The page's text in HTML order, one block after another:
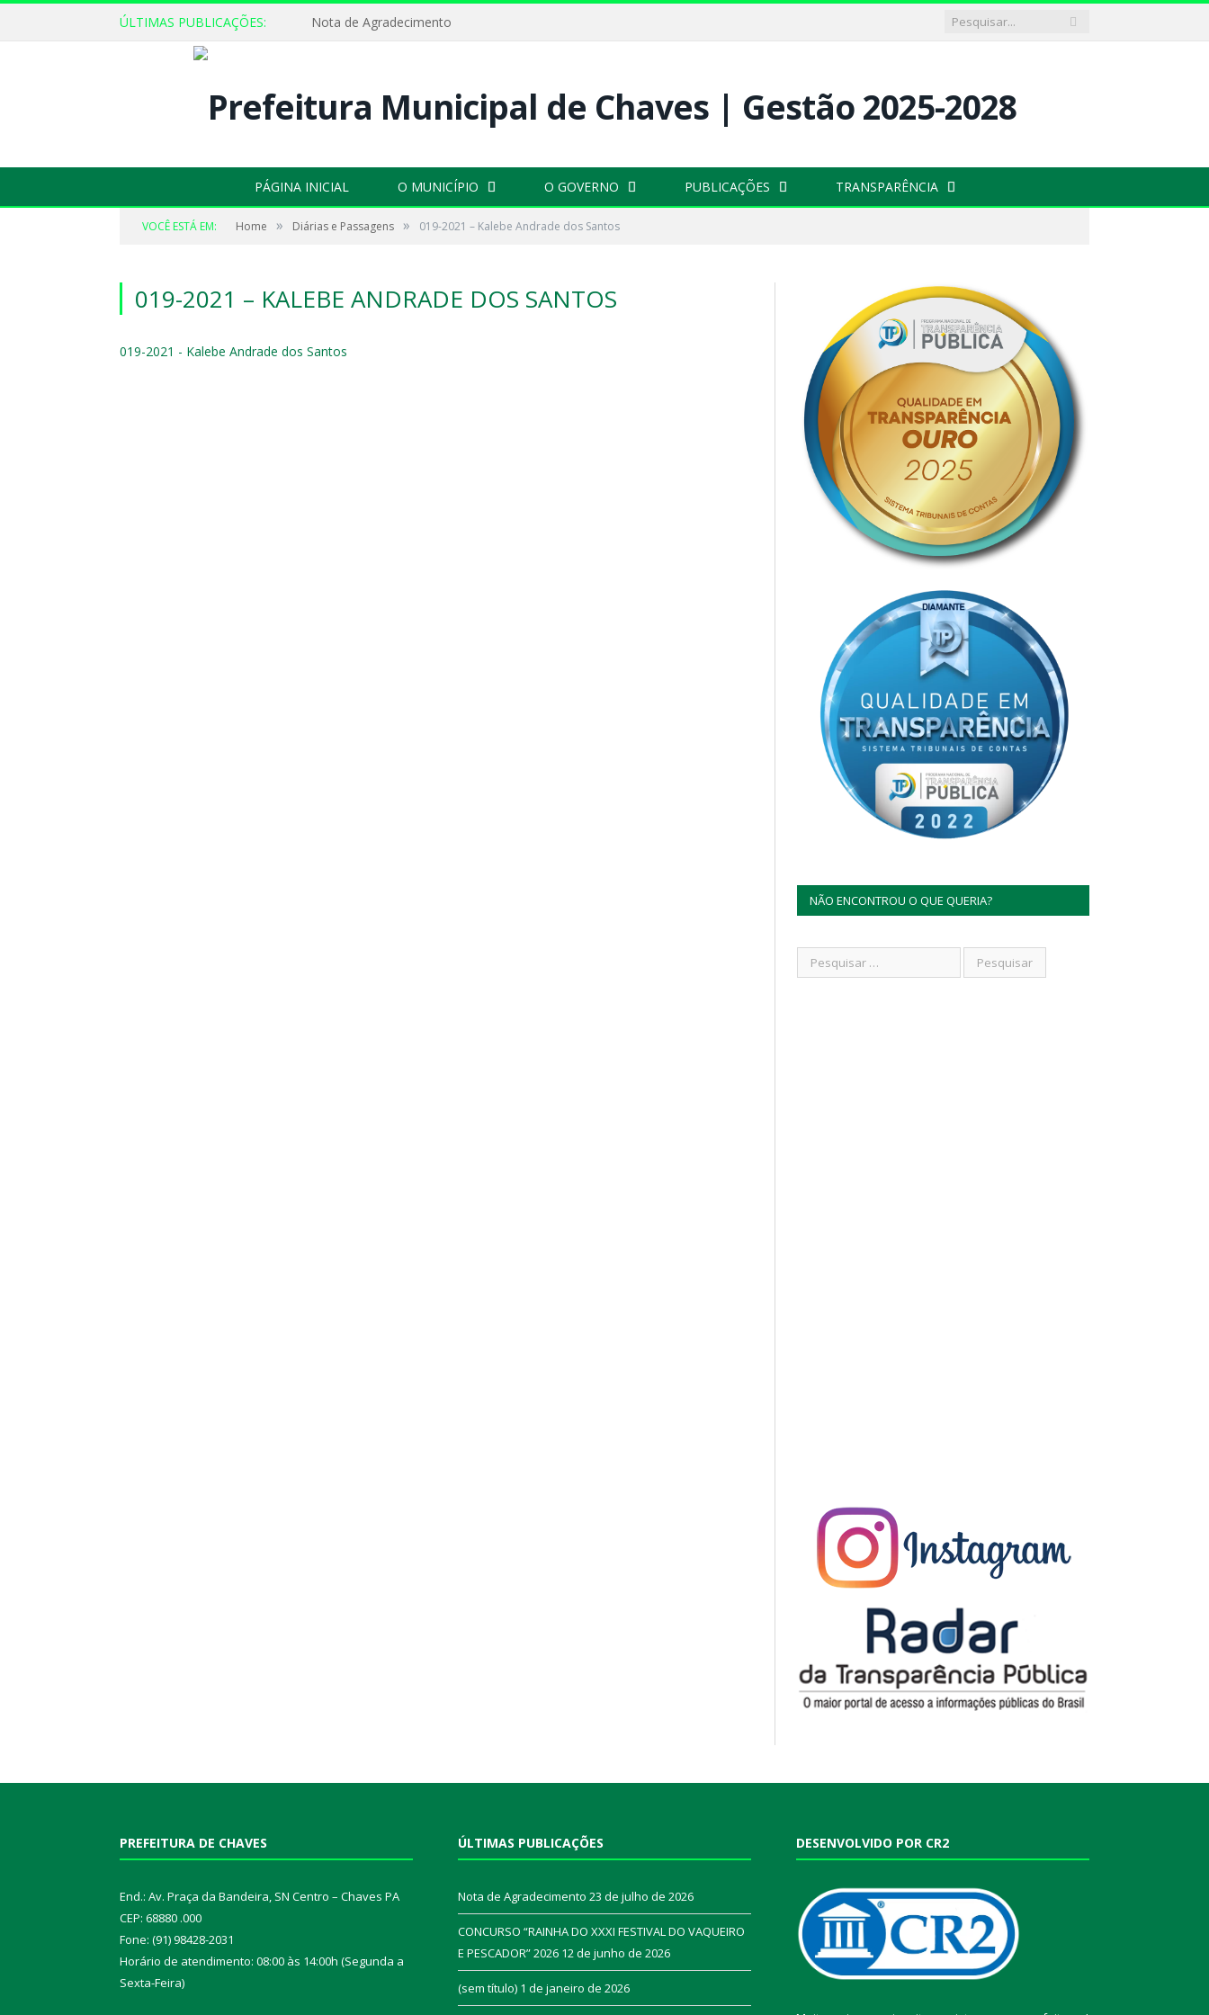
ÚLTIMAS PUBLICAÇÕES: Nota de Agradecimento
PÁGINA INICIAL O MUNICÍPIO O GOVERNO PUBLICAÇÕES TRANSPARÊNCIA
VOCÊ ESTÁ EM: Home » Diárias e Passagens » 019-2021 – Kalebe Andrade dos Santos
019-2021 – KALEBE ANDRADE DOS SANTOS
019-2021 - Kalebe Andrade dos Santos
NÃO ENCONTROU O QUE QUERIA?
PREFEITURA DE CHAVES
End.: Av. Praça da Bandeira, SN Centro – Chaves PA
CEP: 68880 .000
Fone: (91) 98428-2031
Horário de atendimento: 08:00 às 14:00h (Segunda a
Sexta-Feira)
ÚLTIMAS PUBLICAÇÕES
Nota de Agradecimento 23 de julho de 2026
CONCURSO “RAINHA DO XXXI FESTIVAL DO VAQUEIRO
E PESCADOR” 2026 12 de junho de 2026
(sem título) 1 de janeiro de 2026
DESENVOLVIDO POR CR2